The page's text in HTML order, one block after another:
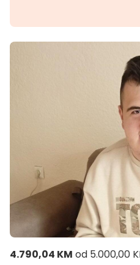
4.790,04 KM od 5.000,00